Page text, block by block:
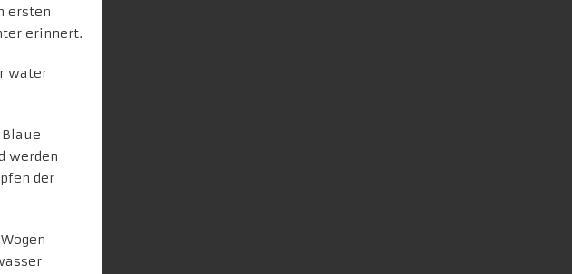
ersten
erinnert.
werden
der